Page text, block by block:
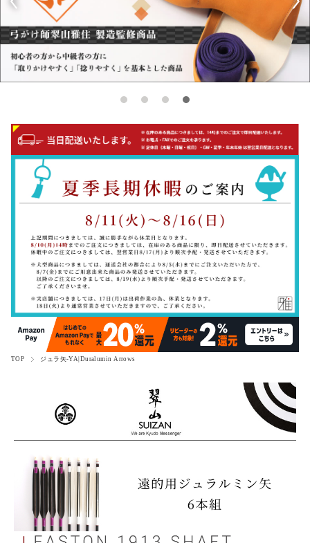
TOP ジュラ矢-YA|Duralumin Arrows